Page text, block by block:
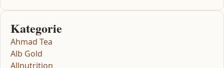
Kategorie
Ahmad Tea
Alb Gold
Allnutrition